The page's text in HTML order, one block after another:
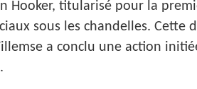
Hooker, titularisé pour la
sous les chandelles. Cette
a conclu une action